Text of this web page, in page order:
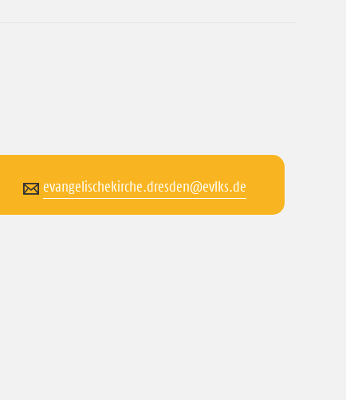
evangelischekirche.dresden@evlks.de